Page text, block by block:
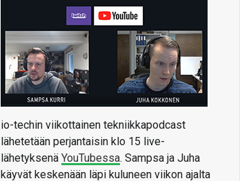
io-techin viikottainen tekniikkapodcast
lähetetään perjantaisin klo 15 live-
lähetyksenä YouTubessa. Sampsa ja Juha
käyvät keskenään läpi kuluneen viikon ajalta